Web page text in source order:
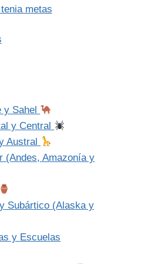
metas
y Sahel
y Central
Austral
(Andes, Amazonía y
Subártico (Alaska y
y Escuelas